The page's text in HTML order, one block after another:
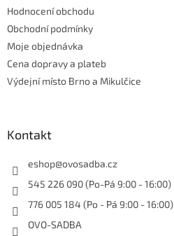
Hodnocení obchodu
Obchodní podmínky
Moje objednávka
Cena dopravy a plateb
Výdejní místo Brno a Mikulčice
Kontakt
eshop@ovosadba.cz
545 226 090 (Po-Pá 9:00 - 16:00)
776 005 184 (Po - Pá 9:00 - 16:00)
OVO-SADBA